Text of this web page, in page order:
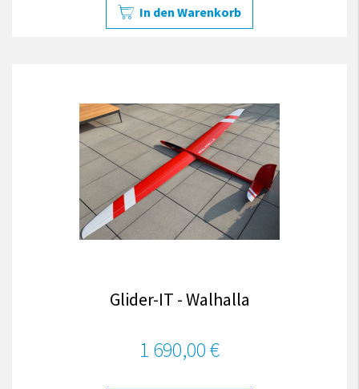
In den Warenkorb
Glider-IT - Walhalla
1 690,00 €